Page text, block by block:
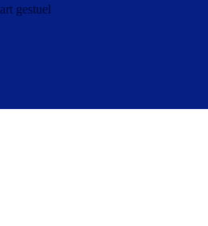
art gestuel